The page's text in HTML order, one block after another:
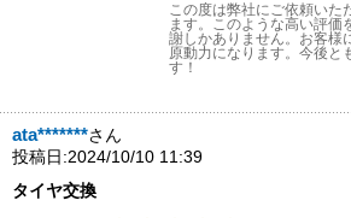
この度は弊社にご依頼いた
ます。このような高い評価
謝しかありません。お客様
原動力になります。今後と
す！
ata*******さん
投稿日:2024/10/10 11:39
タイヤ交換